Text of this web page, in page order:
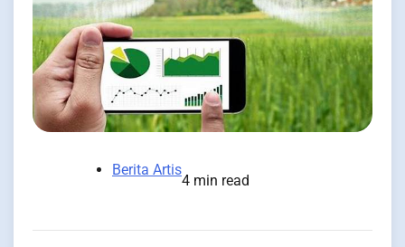
Berita Artis
4 min read